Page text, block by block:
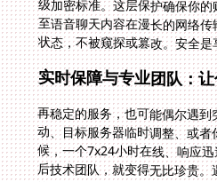
状态，不被窥探或篡改。安全是
实时保障与专业团队：
再稳定的服务，也可能偶尔遇
动、目标服务器临时调整、或者
候，一个7x24小时在线、响应
后技术团队，就变得无比珍贵。
的焦虑，只需简单提交反馈或联
技术团队就能快速诊断问题根源
供解决方案。这种实时的售后